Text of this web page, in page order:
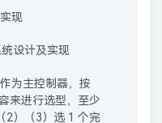
现
设计及实现
为主控制器，按
来进行选型，至少
2）（3）选 1 个完